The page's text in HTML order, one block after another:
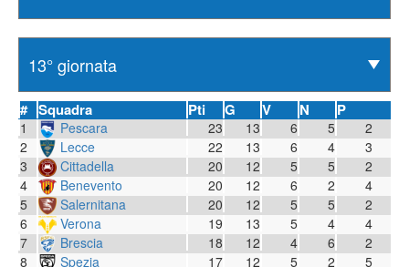
# Squadra Pti G V N P
1 Pescara 23 13 6 5
2
2
Lecce 22 13 6 4
3
3
Cittadella 20 12 5 5
2
4
Benevento 20 12 6 2
4
5
Salernitana 20 12 5 5
2
6
Verona 19 13 5 4
4
7
Brescia 18 12 4 6
2
8
Spezia 17 12 5 2
5